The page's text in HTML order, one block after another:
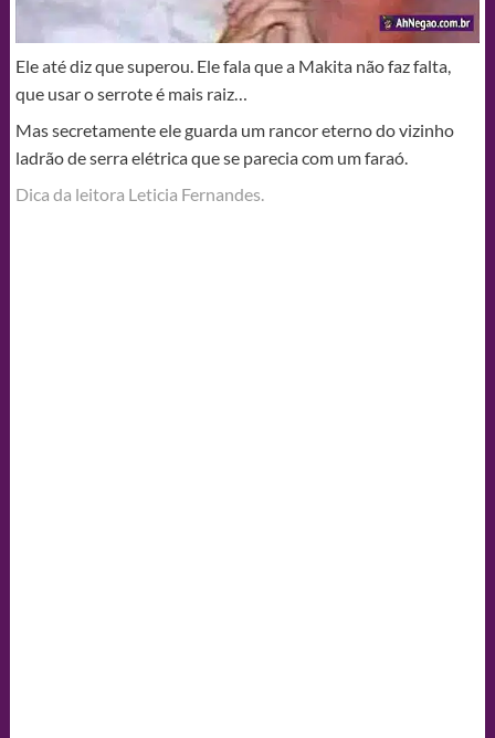
Ele até diz que superou. Ele fala que a Makita não faz falta,
que usar o serrote é mais raiz…
Mas secretamente ele guarda um rancor eterno do vizinho
ladrão de serra elétrica que se parecia com um faraó.
Dica da leitora Leticia Fernandes.